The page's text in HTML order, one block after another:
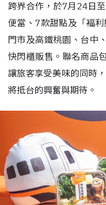
跨界合作，於7月24日
便當、7款甜點及「褔
門市及高鐵桃園、台中
快閃櫃販售。聯名商品
讓旅客享受美味的同時
將抵台的興奮與期待。